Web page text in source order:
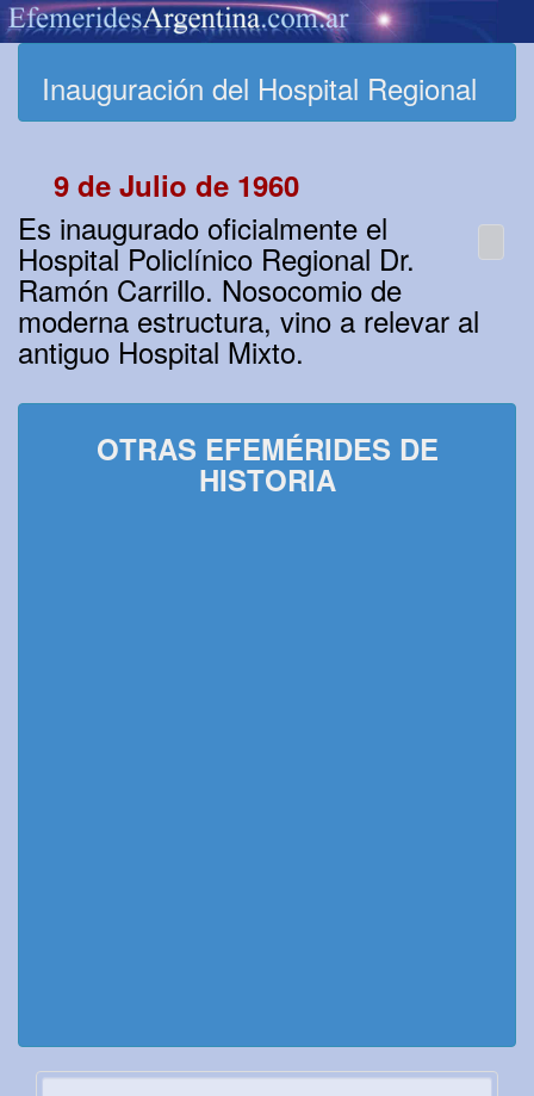
Inauguración del Hospital Regional
9 de Julio de 1960
Es inaugurado oficialmente el
Hospital Policlínico Regional Dr.
Ramón Carrillo. Nosocomio de
moderna estructura, vino a relevar al
antiguo Hospital Mixto.
OTRAS EFEMÉRIDES DE
HISTORIA